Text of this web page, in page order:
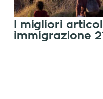
I migliori
immigrazione